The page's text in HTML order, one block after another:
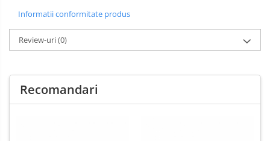
Informatii conformitate produs
Review-uri(0)
Recomandari